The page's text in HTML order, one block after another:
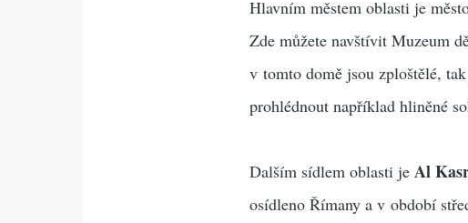
Hlavním městem oblasti je
Zde můžete navštívit Muzeum
v tomto domě jsou zploštělé,
prohlédnout například hliněné
Dalším sídlem oblasti jeAl
osídleno Římany a v období